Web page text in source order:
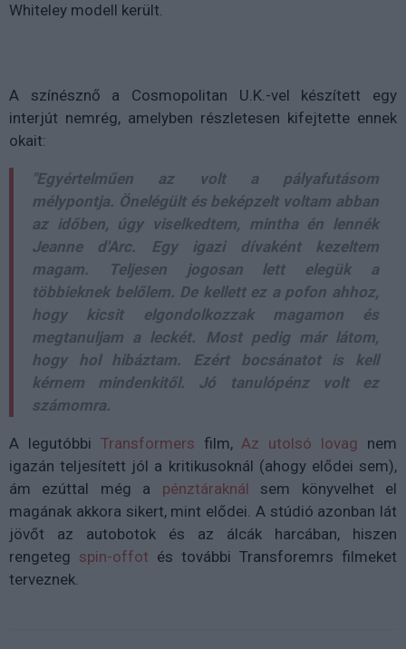
Whiteley modell került.
A színésznő a Cosmopolitan U.K.-vel készített egy
interjút nemrég, amelyben részletesen kifejtette ennek
okait:
"Egyértelműen az volt a pályafutásom
mélypontja. Önelégült és beképzelt voltam abban
az időben, úgy viselkedtem, mintha én lennék
Jeanne d'Arc. Egy igazi dívaként kezeltem
magam. Teljesen jogosan lett elegük a
többieknek belőlem. De kellett ez a pofon ahhoz,
hogy kicsit elgondolkozzak magamon és
megtanuljam a leckét. Most pedig már látom,
hogy hol hibáztam. Ezért bocsánatot is kell
kérnem mindenkitől. Jó tanulópénz volt ez
számomra.
A legutóbbi Transformers film,Az utolsó lovag nem
igazán teljesített jól a kritikusoknál (ahogy elődei sem),
ám ezúttal még a pénztáraknál sem könyvelhet el
magának akkora sikert, mint elődei. A stúdió azonban lát
jövőt az autobotok és az álcák harcában, hiszen
rengeteg spin-offot és további Transforemrs filmeket
terveznek.